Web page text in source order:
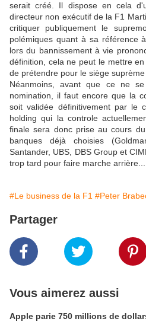
serait créé. Il dispose en cela
directeur non exécutif de la F1
critiquer publiquement le
polémiques quant à sa référence
lors du bannissement à vie
définition, cela ne peut le mettre
de prétendre pour le siège suprème
Néanmoins, avant que ce ne
nomination, il faut encore que la
soit validée définitivement par le
holding qui la controle
finale sera donc prise au cours
banques déjà choisies
Santander, UBS, DBS Group et
trop tard pour faire marche arrière...
#Le business de la F1 #Peter
Partager
Vous aimerez aussi
Apple parie 750 millions de